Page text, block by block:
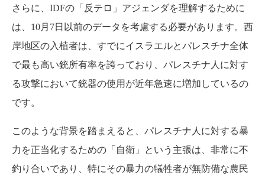
さらに、IDFの「反テロ」アジェンダを理解するために
は、10月7日以前のデータを考慮する必要があります。西
岸地区の入植者は、すでにイスラエルとパレスチナ全体
で最も高い銃所有率を誇っており、パレスチナ人に対す
る攻撃において銃器の使用が近年急速に増加しているの
です。
このような背景を踏まえると、パレスチナ人に対する暴
力を正当化するための「自衛」という主張は、非常に不
釣り合いであり、特にその暴力の犠牲者が無防備な農民